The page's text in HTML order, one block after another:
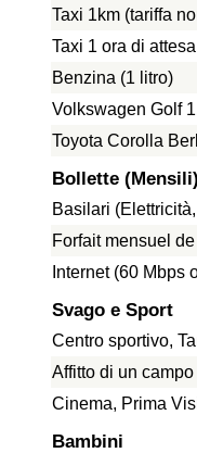
Taxi 1km (tariffa
Taxi 1 ora di
Benzina (1 litro)
Volkswagen Golf
Toyota Corolla
Bollette (Mensili)
Basilari
Forfait mensuel
Internet (60 Mbps
Svago e Sport
Centro sportivo,
Affitto di un
Cinema, Prima
Bambini